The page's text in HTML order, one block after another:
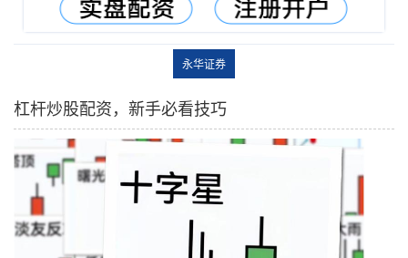
永华证券
杠杆炒股配资，新手必看技巧